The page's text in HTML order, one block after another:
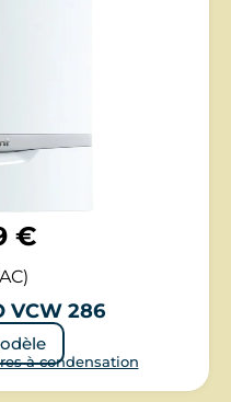
€
VCW 286
à condensation